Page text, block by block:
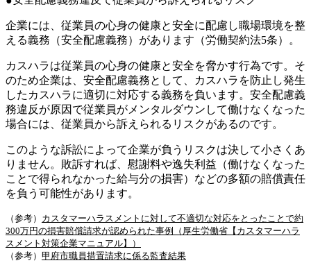
企業には、従業員の心身の健康と安全に配慮し職場環境を整
える義務（安全配慮義務）があります（労働契約法5条）。
カスハラは従業員の心身の健康と安全を脅かす行為です。そ
のため企業は、安全配慮義務として、カスハラを防止し発生
したカスハラに適切に対応する義務を負います。安全配慮義
務違反が原因で従業員がメンタルダウンして働けなくなった
場合には、従業員から訴えられるリスクがあるのです。
このような訴訟によって企業が負うリスクは決して小さくあ
りません。敗訴すれば、慰謝料や逸失利益（働けなくなった
ことで得られなかった給与分の損害）などの多額の賠償責任
を負う可能性があります。
（参考） カスタマーハラスメントに対して不適切な対応をとったことで約
300万円の損害賠償請求が認められた事例（厚生労働省【カスタマーハラ
スメント対策企業マニュアル】）
（参考） 甲府市職員措置請求に係る監査結果